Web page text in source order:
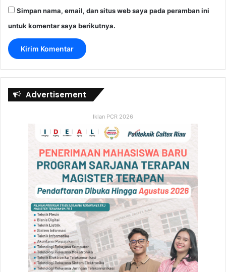
Simpan nama, email, dan situs web saya pada peramban ini
untuk komentar saya berikutnya.
Advertisement
Iklan PCR 2026